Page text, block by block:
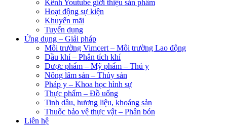
Kênh Youtube giới thiệu sản phẩm
Hoạt động sự kiện
Khuyến mãi
Tuyển dụng
Ứng dụng – Giải pháp
Môi trường Vimcert – Môi trường Lao động
Dầu khí – Phân tích khí
Dược phẩm – Mỹ phẩm – Thú y
Nông lâm sản – Thủy sản
Pháp y – Khoa học hình sự
Thực phẩm – Đồ uống
Tinh dầu, hương liệu, khoáng sản
Thuốc bảo vệ thực vật – Phân bón
Liên hệ